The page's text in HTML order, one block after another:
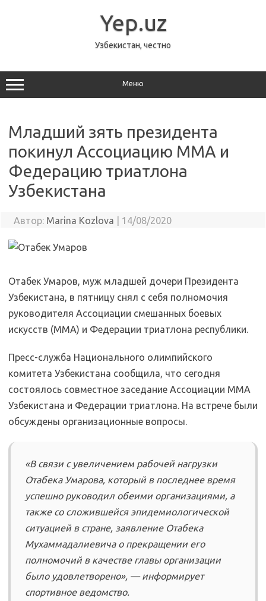
Yep.uz
Узбекистан, честно
Меню
Младший зять президента
покинул Ассоциацию ММА и
Федерацию триатлона
Узбекистана
Автор: Marina Kozlova 14/08/2020
Отабек Умаров, муж младшей дочери Президента
Узбекистана, в пятницу снял с себя полномочия
руководителя Ассоциации смешанных боевых
искусств (ММА) и Федерации триатлона республики.
Пресс-служба Национального олимпийского
комитета Узбекистана сообщила, что сегодня
состоялось совместное заседание Ассоциации ММА
Узбекистана и Федерации триатлона. На встрече были
обсуждены организационные вопросы.
«В связи с увеличением рабочей нагрузки
Отабека Умарова, который в последнее время
успешно руководил обеими организациями, а
также со сложившейся эпидемиологической
ситуацией в стране, заявление Отабека
Мухаммадалиевича о прекращении его
полномочий в качестве главы организации
было удовлетворено», — информирует
спортивное ведомство.